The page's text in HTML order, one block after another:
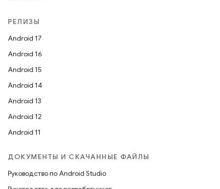
РЕЛИЗЫ
Android 17
Android 16
Android 15
Android 14
Android 13
Android 12
Android 11
ДОКУМЕНТЫ И СКАЧАННЫЕ ФАЙЛЫ
Руководство по Android Studio